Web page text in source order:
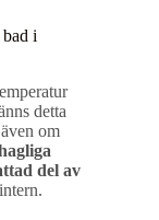
i
detta
om
del av